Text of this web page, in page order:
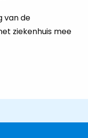
van de
ziekenhuis mee